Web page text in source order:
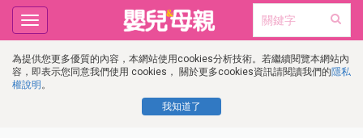
為提供您更多優質的內容，本網站使用cookies分析技術。若繼續閱覽本網站內
容，即表示您同意我們使用 cookies， 關於更多cookies資訊請閱讀我們的隱私
權說明 。
我知道了
Toggle
navigation